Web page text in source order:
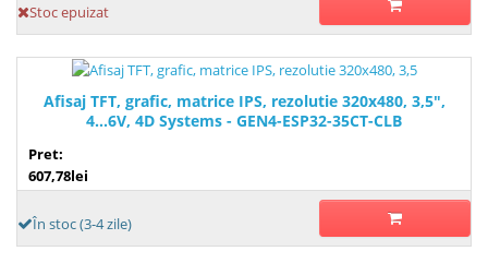
Stoc epuizat
Afisaj TFT, grafic, matrice IPS, rezolutie 320x480, 3,5",
4...6V, 4D Systems - GEN4-ESP32-35CT-CLB
Pret:
607,78lei
În stoc (3-4 zile)